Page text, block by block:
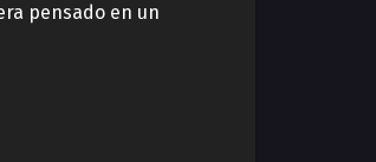
pensado en un